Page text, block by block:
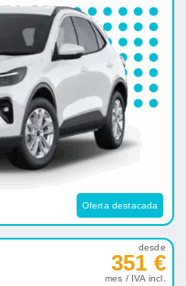
Oferta destacada
desde
351 €
mes / IVA incl.